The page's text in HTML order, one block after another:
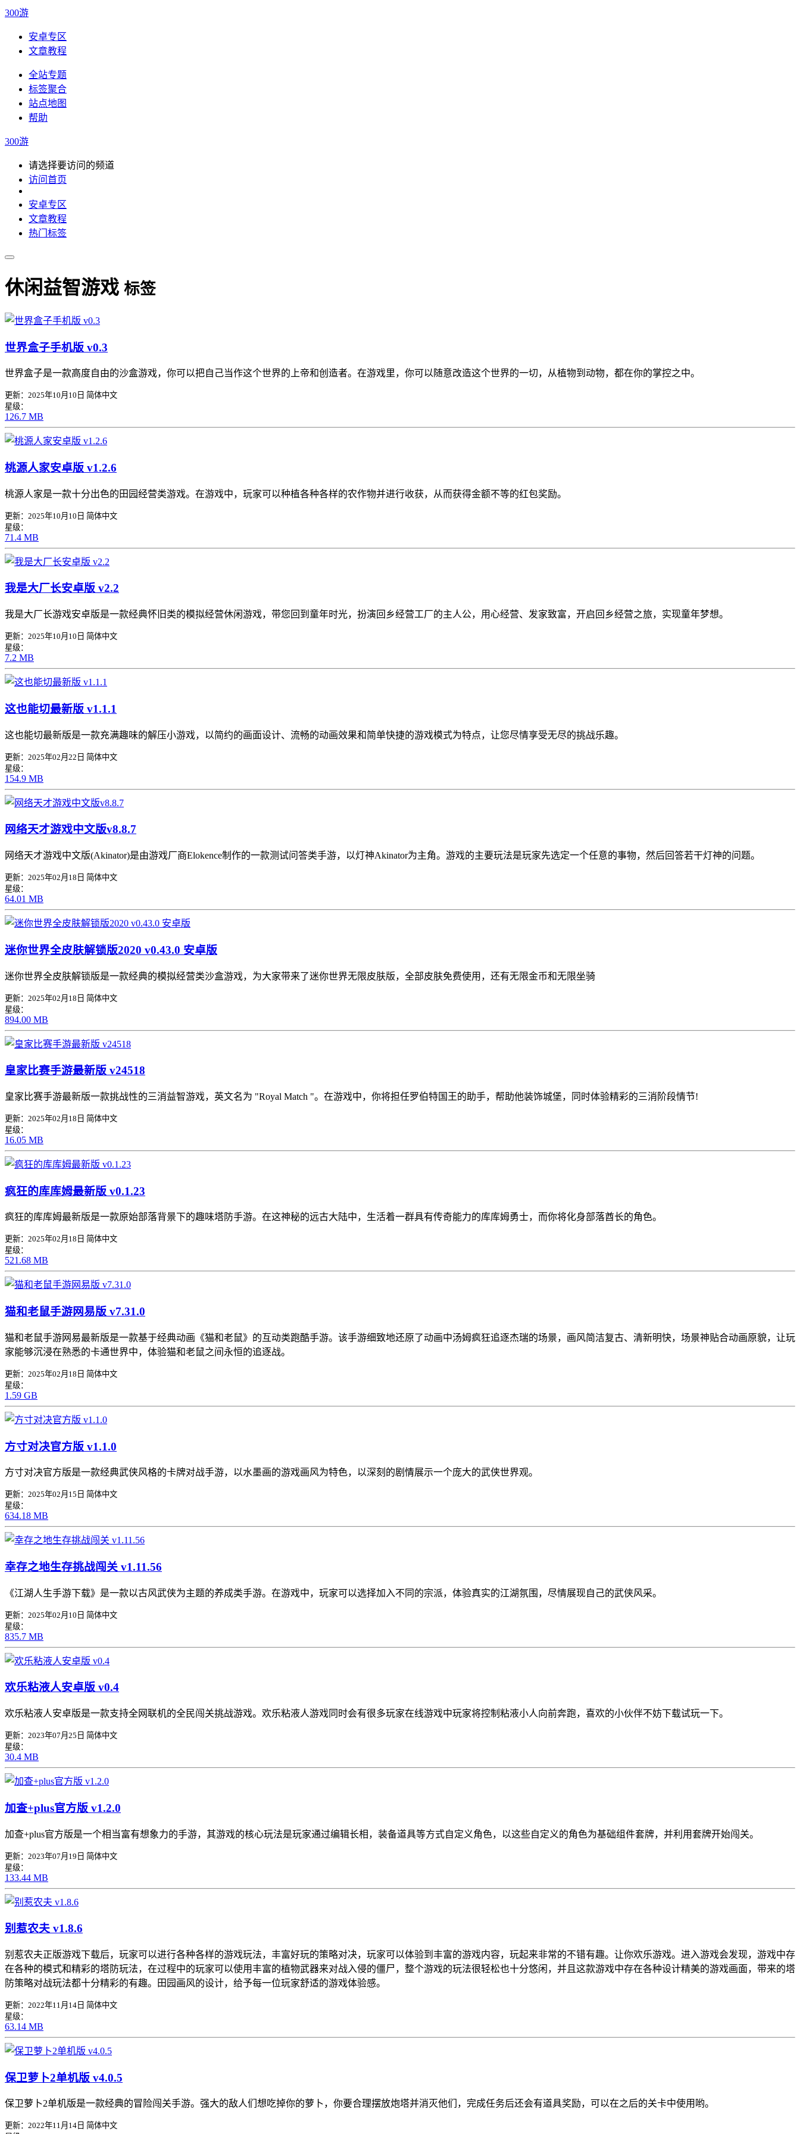
300游
安卓专区
文章教程
全站专题
标签聚合
站点地图
帮助
300游
请选择要访问的频道
访问首页
安卓专区
文章教程
热门标签
休闲益智游戏 标签
世界盒子手机版 v0.3
世界盒子是一款高度自由的沙盒游戏，你可以把自己当作这个世界的上帝和创造者。在游戏里，你可以随意改造这个世界的一切，从植物到动物，都在你的掌控之中。
更新：2025年10月10日 简体中文
星级：
126.7 MB
桃源人家安卓版 v1.2.6
桃源人家是一款十分出色的田园经营类游戏。在游戏中，玩家可以种植各种各样的农作物并进行收获，从而获得金额不等的红包奖励。
更新：2025年10月10日 简体中文
星级：
71.4 MB
我是大厂长安卓版 v2.2
我是大厂长游戏安卓版是一款经典怀旧类的模拟经营休闲游戏，带您回到童年时光，扮演回乡经营工厂的主人公，用心经营、发家致富，开启回乡经营之旅，实现童年梦想。
更新：2025年10月10日 简体中文
星级：
7.2 MB
这也能切最新版 v1.1.1
这也能切最新版是一款充满趣味的解压小游戏，以简约的画面设计、流畅的动画效果和简单快捷的游戏模式为特点，让您尽情享受无尽的挑战乐趣。
更新：2025年02月22日 简体中文
星级：
154.9 MB
网络天才游戏中文版v8.8.7
网络天才游戏中文版(Akinator)是由游戏厂商Elokence制作的一款测试问答类手游，以灯神Akinator为主角。游戏的主要玩法是玩家先选定一个任意的事物，然后回答若干灯神的问题。
更新：2025年02月18日 简体中文
星级：
64.01 MB
迷你世界全皮肤解锁版2020 v0.43.0 安卓版
迷你世界全皮肤解锁版是一款经典的模拟经营类沙盒游戏，为大家带来了迷你世界无限皮肤版，全部皮肤免费使用，还有无限金币和无限坐骑
更新：2025年02月18日 简体中文
星级：
894.00 MB
皇家比赛手游最新版 v24518
皇家比赛手游最新版一款挑战性的三消益智游戏，英文名为 "Royal Match "。在游戏中，你将担任罗伯特国王的助手，帮助他装饰城堡，同时体验精彩的三消阶段情节!
更新：2025年02月18日 简体中文
星级：
16.05 MB
疯狂的库库姆最新版 v0.1.23
疯狂的库库姆最新版是一款原始部落背景下的趣味塔防手游。在这神秘的远古大陆中，生活着一群具有传奇能力的库库姆勇士，而你将化身部落酋长的角色。
更新：2025年02月18日 简体中文
星级：
521.68 MB
猫和老鼠手游网易版 v7.31.0
猫和老鼠手游网易最新版是一款基于经典动画《猫和老鼠》的互动类跑酷手游。该手游细致地还原了动画中汤姆疯狂追逐杰瑞的场景，画风简洁复古、清新明快，场景神贴合动画原貌，让玩
家能够沉浸在熟悉的卡通世界中，体验猫和老鼠之间永恒的追逐战。
更新：2025年02月18日 简体中文
星级：
1.59 GB
方寸对决官方版 v1.1.0
方寸对决官方版是一款经典武侠风格的卡牌对战手游，以水墨画的游戏画风为特色，以深刻的剧情展示一个庞大的武侠世界观。
更新：2025年02月15日 简体中文
星级：
634.18 MB
幸存之地生存挑战闯关 v1.11.56
《江湖人生手游下载》是一款以古风武侠为主题的养成类手游。在游戏中，玩家可以选择加入不同的宗派，体验真实的江湖氛围，尽情展现自己的武侠风采。
更新：2025年02月10日 简体中文
星级：
835.7 MB
欢乐粘液人安卓版 v0.4
欢乐粘液人安卓版是一款支持全网联机的全民闯关挑战游戏。欢乐粘液人游戏同时会有很多玩家在线游戏中玩家将控制粘液小人向前奔跑，喜欢的小伙伴不妨下载试玩一下。
更新：2023年07月25日 简体中文
星级：
30.4 MB
加查+plus官方版 v1.2.0
加查+plus官方版是一个相当富有想象力的手游，其游戏的核心玩法是玩家通过编辑长相，装备道具等方式自定义角色，以这些自定义的角色为基础组件套牌，并利用套牌开始闯关。
更新：2023年07月19日 简体中文
星级：
133.44 MB
别惹农夫 v1.8.6
别惹农夫正版游戏下载后，玩家可以进行各种各样的游戏玩法，丰富好玩的策略对决，玩家可以体验到丰富的游戏内容，玩起来非常的不错有趣。让你欢乐游戏。进入游戏会发现，游戏中存
在各种的模式和精彩的塔防玩法，在过程中的玩家可以使用丰富的植物武器来对战入侵的僵尸，整个游戏的玩法很轻松也十分悠闲，并且这款游戏中存在各种设计精美的游戏画面，带来的塔
防策略对战玩法都十分精彩的有趣。田园画风的设计，给予每一位玩家舒适的游戏体验感。
更新：2022年11月14日 简体中文
星级：
63.14 MB
保卫萝卜2单机版 v4.0.5
保卫萝卜2单机版是一款经典的冒险闯关手游。强大的敌人们想吃掉你的萝卜，你要合理摆放炮塔并消灭他们，完成任务后还会有道具奖励，可以在之后的关卡中使用哟。
更新：2022年11月14日 简体中文